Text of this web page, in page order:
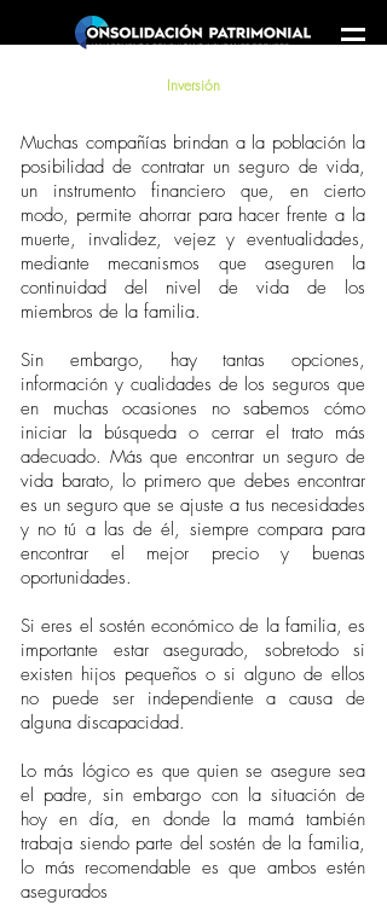
Inversión
Muchas compañías brindan a la población la
posibilidad de contratar un seguro de vida,
un instrumento financiero que, en cierto
modo, permite ahorrar para hacer frente a la
muerte, invalidez, vejez y eventualidades,
mediante mecanismos que aseguren la
continuidad del nivel de vida de los
miembros de la familia.
Sin embargo, hay tantas opciones,
información y cualidades de los seguros que
en muchas ocasiones no sabemos cómo
iniciar la búsqueda o cerrar el trato más
adecuado. Más que encontrar un seguro de
vida barato, lo primero que debes encontrar
es un seguro que se ajuste a tus necesidades
y no tú a las de él, siempre compara para
encontrar el mejor precio y buenas
oportunidades.
Si eres el sostén económico de la familia, es
importante estar asegurado, sobretodo si
existen hijos pequeños o si alguno de ellos
no puede ser independiente a causa de
alguna discapacidad.
Lo más lógico es que quien se asegure sea
el padre, sin embargo con la situación de
hoy en día, en donde la mamá también
trabaja siendo parte del sostén de la familia,
lo más recomendable es que ambos estén
asegurados